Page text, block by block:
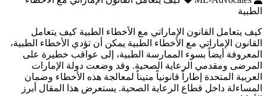
الطبية
كيف يتعامل القانون الإماراتي مع الأخطاء الطبية كيف يتعامل
القانون الإماراتي مع الأخطاء الطبية يمكن أن تؤدي الأخطاء الطبية،
المعروفة أيضاً بسوء الممارسة الطبية، إلى عواقب خطيرة على
المرضى ومقدمي الرعاية الصحية. وقد وضعت دولة الإمارات
العربية المتحدة إطاراً قانونياً متيناً لمعالجة هذه الأخطاء وضمان
المساءلة داخل قطاع الرعاية الصحية. يستعرض هذا المقال أبرز